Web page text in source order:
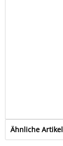
Ähnliche Artikel